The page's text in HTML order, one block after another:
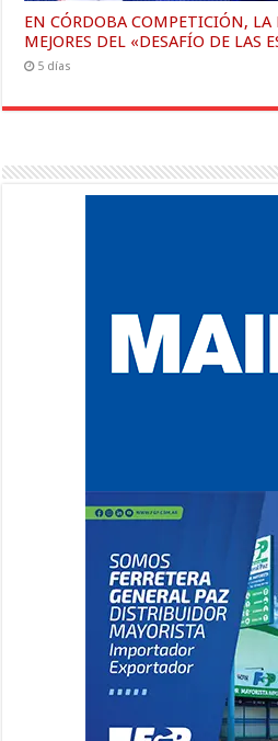
EN CÓRDOBA COMPETICIÓN, LA
MEJORES DEL «DESAFÍO DE LAS
5 días